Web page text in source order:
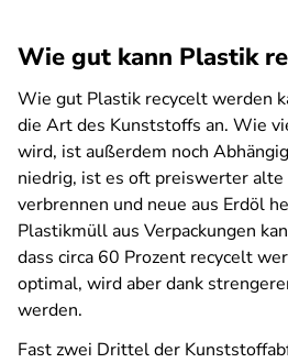
Wie gut kann Plastik
Wie gut Plastik recycelt werden
die Art des Kunststoffs an. Wie
wird, ist außerdem noch
niedrig, ist es oft preiswerter alte
verbrennen und neue aus Erdöl
Plastikmüll aus Verpackungen
dass circa 60 Prozent recycelt
optimal, wird aber dank
werden.
Fast zwei Drittel der